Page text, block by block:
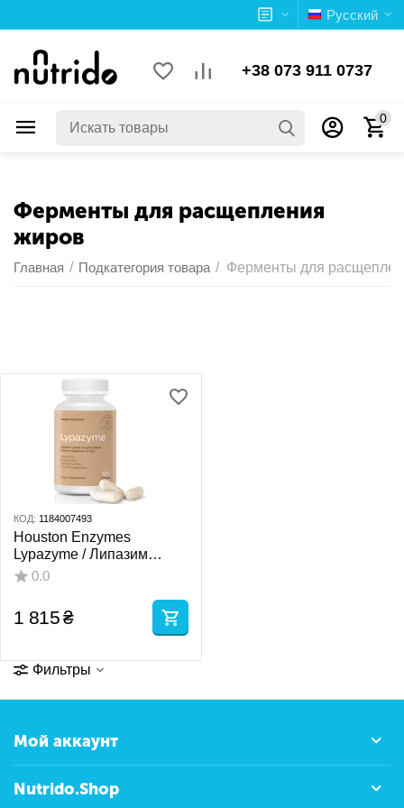
Русский
+38 073 911 0737
0
Ферменты для расщепления
жиров
Главная / Подкатегория товара / Ферменты для
КОД: 1184007493
Houston Enzymes
Lypazyme / Липазим
энзимы 120 капсул
0.0
1 815₴
Фильтры
Мой аккаунт
Nutrido.Shop